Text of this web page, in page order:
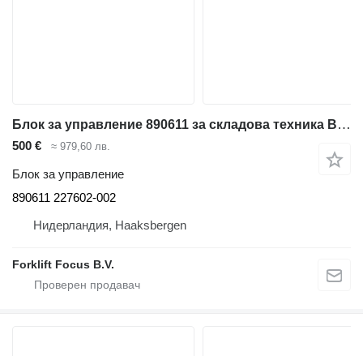
Блок за управление 890611 за складова техника BT RRE 160
500 € ≈ 979,60 лв.
Блок за управление
890611 227602-002
Нидерландия, Haaksbergen
Forklift Focus B.V.